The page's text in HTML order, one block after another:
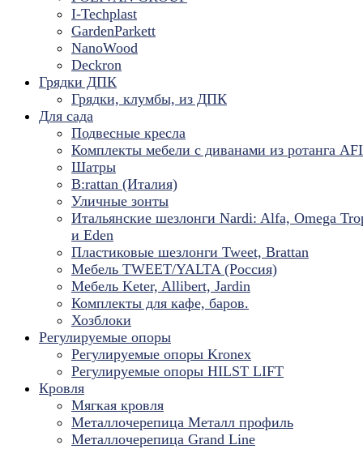
I-Techplast
GardenParkett
NanoWood
Deckron
Грядки ДПК
Грядки, клумбы, из ДПК
Для сада
Подвесные кресла
Комплекты мебели с диванами из ротанга
Шатры
B:rattan (Италия)
Уличные зонты
Итальянские шезлонги Nardi: Alfa, Omega
и Eden
Пластиковые шезлонги Tweet, Brattan
Мебель TWEET/YALTA (Россия)
Мебель Keter, Allibert, Jardin
Комплекты для кафе, баров.
Хозблоки
Регулируемые опоры
Регулируемые опоры Kronex
Регулируемые опоры HILST LIFT
Кровля
Мягкая кровля
Металлочерепица Металл профиль
Металлочерепица Grand Line